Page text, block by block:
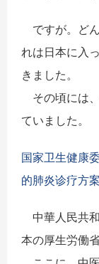
ですが。ど
れは日本に入
きました。
その頃には
ていました。
国家卫生健康
的肺炎诊疗方
中華人民共
本の厚生労働